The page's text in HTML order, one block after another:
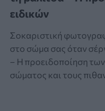
ειδικών
Σοκαριστική
στο σώμα σας όταν
– Η προειδοποίηση
σώματος και τους